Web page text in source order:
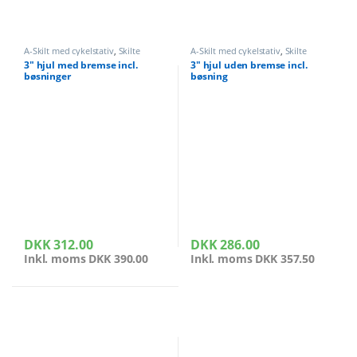
A-Skilt med cykelstativ, Skilte
3″ hjul med bremse incl.
bøsninger
DKK312.00
Inkl. moms DKK 390.00
A-Skilt med cykelstativ, Skilte
3″ hjul uden bremse incl.
bøsning
DKK286.00
Inkl. moms DKK 357.50